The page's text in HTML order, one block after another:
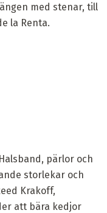
med stenar, till
la Renta.
Halsband, pärlor och
storlekar och
Krakoff,
att bära kedjor